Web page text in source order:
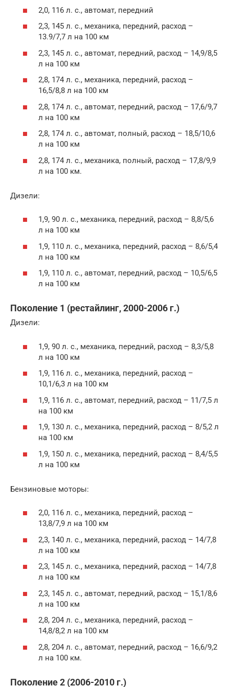
2,0, 116 л. с., автомат, передний
2,3, 145 л. с., механика, передний, расход –
13.9/7,7 л на 100 км
2,3, 145 л. с., автомат, передний, расход – 14,9/8,5
л на 100 км
2,8, 174 л. с., механика, передний, расход –
16,5/8,8 л на 100 км
2,8, 174 л. с., автомат, передний, расход – 17,6/9,7
л на 100 км
2,8, 174 л. с., автомат, полный, расход – 18,5/10,6
л на 100 км
2,8, 174 л. с., механика, полный, расход – 17,8/9,9
л на 100 км.
Дизели:
1,9, 90 л. с., механика, передний, расход – 8,8/5,6
л на 100 км
1,9, 110 л. с., механика, передний, расход – 8,6/5,4
л на 100 км
1,9, 110 л. с., автомат, передний, расход – 10,5/6,5
л на 100 км
Поколение 1 (рестайлинг, 2000-2006 г.)
Дизели:
1,9, 90 л. с., механика, передний, расход – 8,3/5,8
л на 100 км
1,9, 116 л. с., механика, передний, расход –
10,1/6,3 л на 100 км
1,9, 116 л. с., автомат, передний, расход – 11/7,5 л
на 100 км
1,9, 130 л. с., механика, передний, расход – 8/5,2 л
на 100 км
1,9, 150 л. с., механика, передний, расход – 8,4/5,5
л на 100 км
Бензиновые моторы:
2,0, 116 л. с., механика, передний, расход –
13,8/7,9 л на 100 км
2,3, 140 л. с., механика, передний, расход – 14/7,8
л на 100 км
2,3, 145 л. с., механика, передний, расход – 14/7,8
л на 100 км
2,3, 145 л. с., автомат, передний, расход – 15,1/8,6
л на 100 км
2,8, 204 л. с., механика, передний, расход –
14,8/8,2 л на 100 км
2,8, 204 л. с., автомат, передний, расход – 16,6/9,2
л на 100 км.
Поколение 2 (2006-2010 г.)